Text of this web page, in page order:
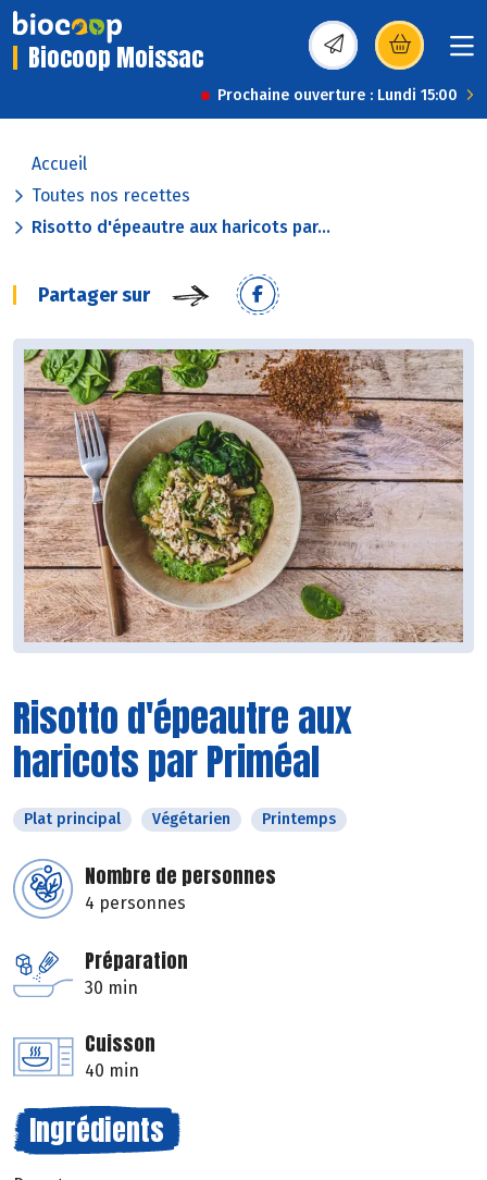
Biocoop Moissac (s’ouvre dans une
Prochaine ouverture : Lundi 15:00
Accueil
Toutes nos recettes
Risotto d'épeautre aux haricots par...
Partager sur
Risotto d'épeautre aux
haricots par Priméal
Plat principal Végétarien Printemps
Nombre de personnes
4 personnes
Préparation
30 min
Cuisson
40 min
Ingrédients